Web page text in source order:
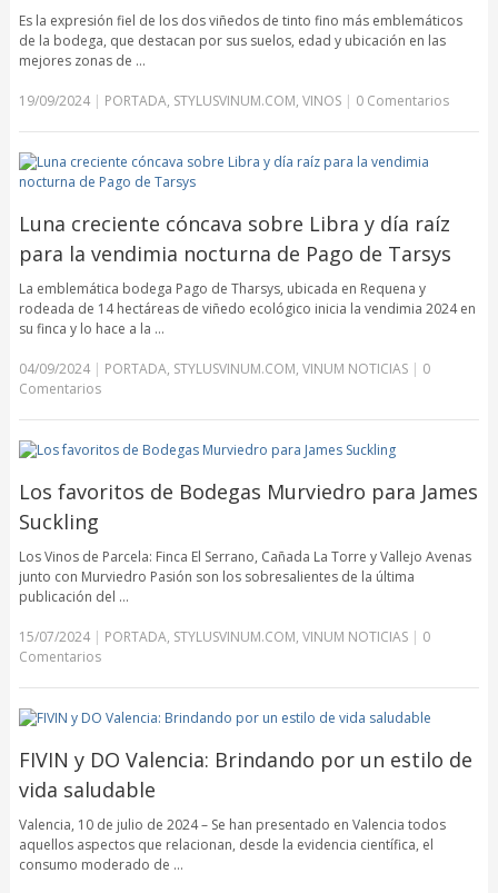
Es la expresión fiel de los dos viñedos de tinto fino más emblemáticos
de la bodega, que destacan por sus suelos, edad y ubicación en las
mejores zonas de …
19/09/2024| PORTADA, STYLUSVINUM.COM, VINOS | 0 Comentarios
Luna creciente cóncava sobre Libra y día raíz
para la vendimia nocturna de Pago de Tarsys
La emblemática bodega Pago de Tharsys, ubicada en Requena y
rodeada de 14 hectáreas de viñedo ecológico inicia la vendimia 2024 en
su finca y lo hace a la …
04/09/2024| PORTADA, STYLUSVINUM.COM, VINUM NOTICIAS | 0
Comentarios
Los favoritos de Bodegas Murviedro para James
Suckling
Los Vinos de Parcela: Finca El Serrano, Cañada La Torre y Vallejo Avenas
junto con Murviedro Pasión son los sobresalientes de la última
publicación del …
15/07/2024| PORTADA, STYLUSVINUM.COM, VINUM NOTICIAS | 0
Comentarios
FIVIN y DO Valencia: Brindando por un estilo de
vida saludable
Valencia, 10 de julio de 2024 – Se han presentado en Valencia todos
aquellos aspectos que relacionan, desde la evidencia científica, el
consumo moderado de …